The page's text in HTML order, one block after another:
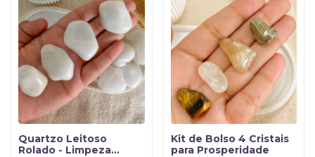
Quartzo Leitoso
Rolado - Limpeza
Kit de Bolso 4 Cristais
para Prosperidade